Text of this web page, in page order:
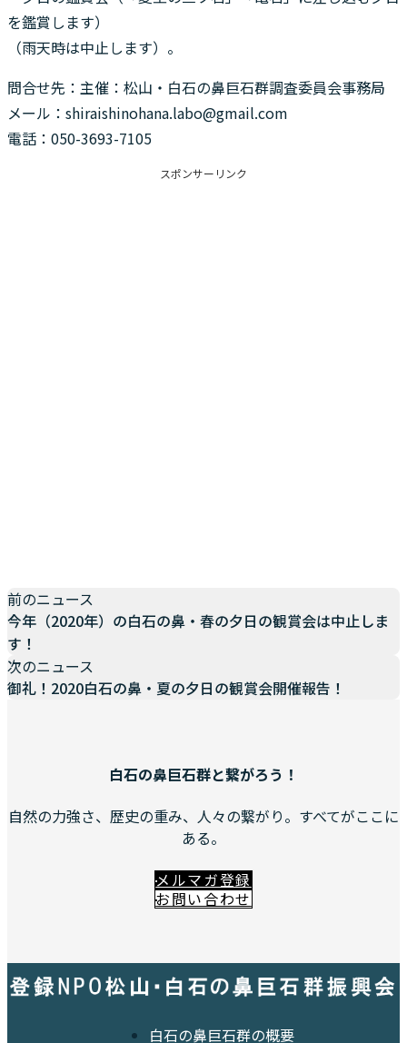
を鑑賞します）
（雨天時は中止します）。
問合せ先：主催：松山・白石の鼻巨石群調査委員会事務局
メール：shiraishinohana.labo@gmail.com
電話：050-3693-7105
スポンサーリンク
前のニュース
今年（2020年）の白石の鼻・春の夕日の観賞会は中止しま
す！
次のニュース
御礼！2020白石の鼻・夏の夕日の観賞会開催報告！
白石の鼻巨石群と繋がろう！
自然の力強さ、歴史の重み、人々の繋がり。すべてがここに
ある。
メルマガ登録
お問い合わせ
白石の鼻巨石群の概要